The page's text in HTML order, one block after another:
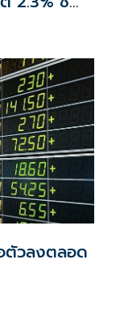
ตัวลงตลอด